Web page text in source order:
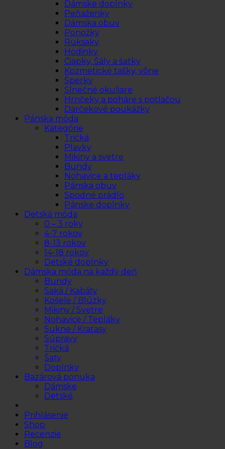
Dámske doplnky
Peňaženky
Dámska obuv
Ponožky
Ruksaky
Hodinky
Čiapky, Šály a šatky
Kozmetické tašky, vône
Šperky
Slnečné okuliare
Hrnčeky a poháre s potlačou
Darčekové poukážky
Pánska móda
Kategórie
Tričká
Plavky
Mikiny a svetre
Bundy
Nohavice a tepláky
Pánska obuv
Spodné prádlo
Pánske doplnky
Detská móda
0 – 3 roky
4-7 rokov
8-13 rokov
14-18 rokov
Detské doplnky
Dámska móda na každý deň
Bundy
Saká / Kabáty
Košele / Blúzky
Mikiny / Svetre
Nohavice / Tepláky
Sukne / Kraťasy
Súpravy
Tričká
Šaty
Doplnky
Bazárová ponuka
Dámske
Detské
Prihlásenie
Shop
Recenzie
Blog